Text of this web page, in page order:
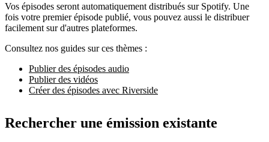
Vos épisodes seront automatiquement distribués sur Spotify. Une
fois votre premier épisode publié, vous pouvez aussi le distribuer
facilement sur d'autres plateformes.
Consultez nos guides sur ces thèmes :
Publier des épisodes audio
Publier des vidéos
Créer des épisodes avec Riverside
Rechercher une émission existante